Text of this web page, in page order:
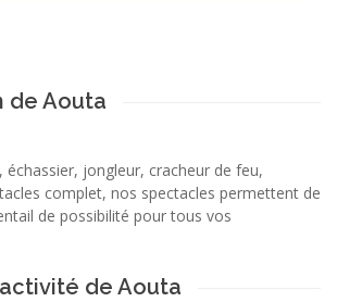
de Aouta
jongleur, cracheur de feu,
complet, nos spectacles permettent de
de possibilité pour tous vos
de Aouta